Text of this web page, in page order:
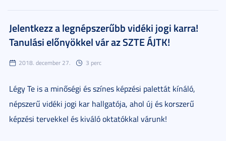
Jelentkezz a legnépszerűbb vidéki jogi karra!
Tanulási előnyökkel vár az SZTE ÁJTK!
2018. december 27. 3 perc
Légy Te is a minőségi és színes képzési palettát kínáló,
népszerű vidéki jogi kar hallgatója, ahol új és korszerű
képzési tervekkel és kiváló oktatókkal várunk!